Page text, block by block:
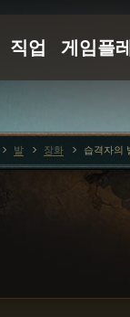
발 장화 습격자의